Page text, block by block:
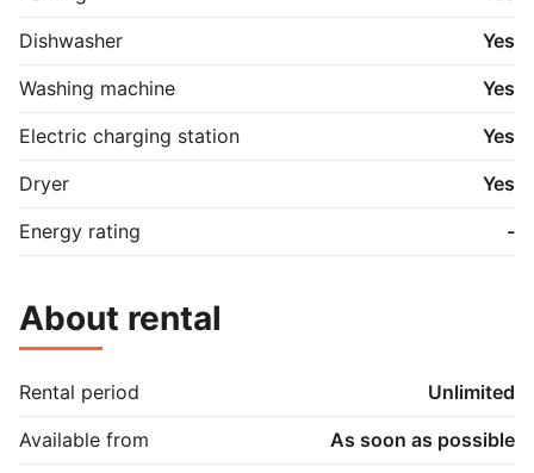
*OBS: pt. tilbydes der 1 måneds gratis leje
Dishwasher
Yes
Washing machine
Yes
Electric charging station
Yes
Dryer
Yes
Energy rating
-
About rental
Rental period
Unlimited
Available from
As soon as possible